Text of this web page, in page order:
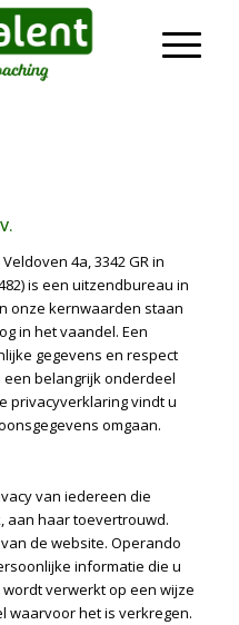
4a, 3342 GR in
is een uitzendbureau in
onze kernwaarden staan
in het vaandel. Een
gegevens en respect
belangrijk onderdeel
privacyverklaring vindt u
omgaan.
van iedereen die
aan haar toevertrouwd.
de website. Operando
informatie die u
verwerkt op een wijze
waarvoor het is verkregen.